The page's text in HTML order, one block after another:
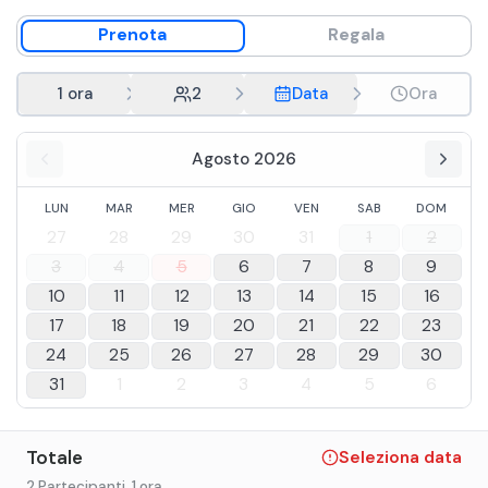
Prenota Regala
1 ora 2 Data Ora
Agosto 2026
LUN MAR MER GIO VEN SAB DOM
27 28 29 30 31 1
2
3
4 5 6 7 8
9
10
11 12 13 14 15
16
17
18 19 20 21 22
23
24
25 26 27 28 29
30
31
1 2 3 4 5 6
Totale Seleziona data